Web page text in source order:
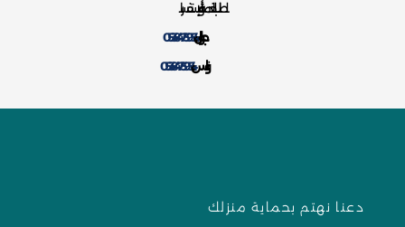
لطلب الخدمة أو للإستفسار
جوال:0538475954
واتس:0538475954
دعنا نهتم بحماية منزلك